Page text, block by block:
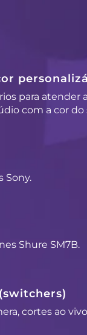
para atender
com a cor
Sony.
Shure SM7B.
cortes ao